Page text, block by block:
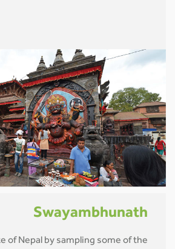
Swayambhunath
of Nepal by sampling some of the